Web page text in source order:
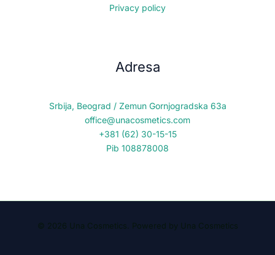
Privacy policy
Adresa
Srbija, Beograd / Zemun Gornjogradska 63a
office@unacosmetics.com
+381 (62) 30-15-15
Pib 108878008
© 2026 Una Cosmetics. Powered by Una Cosmetics